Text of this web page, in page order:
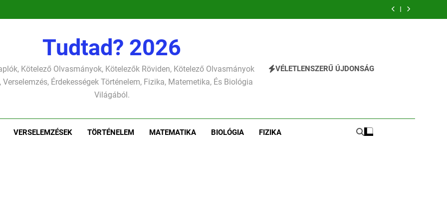
Tudtad? 2026
Kötelező Olvasmányok, Kötelezők Röviden, Kötelező Olvasmányok
Verselemzés, Érdekességek Történelem, Fizika, Matemetika, És Biológia
Világából.
VÉLETLENSZERŰ ÚJDONSÁG
VERSELEMZÉSEK TÖRTÉNELEM MATEMATIKA BIOLÓGIA FIZIKA